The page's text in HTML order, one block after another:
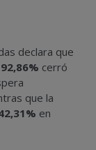
declara que
92,86% cerró
que la
en